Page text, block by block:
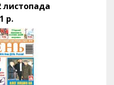
листопада
р.